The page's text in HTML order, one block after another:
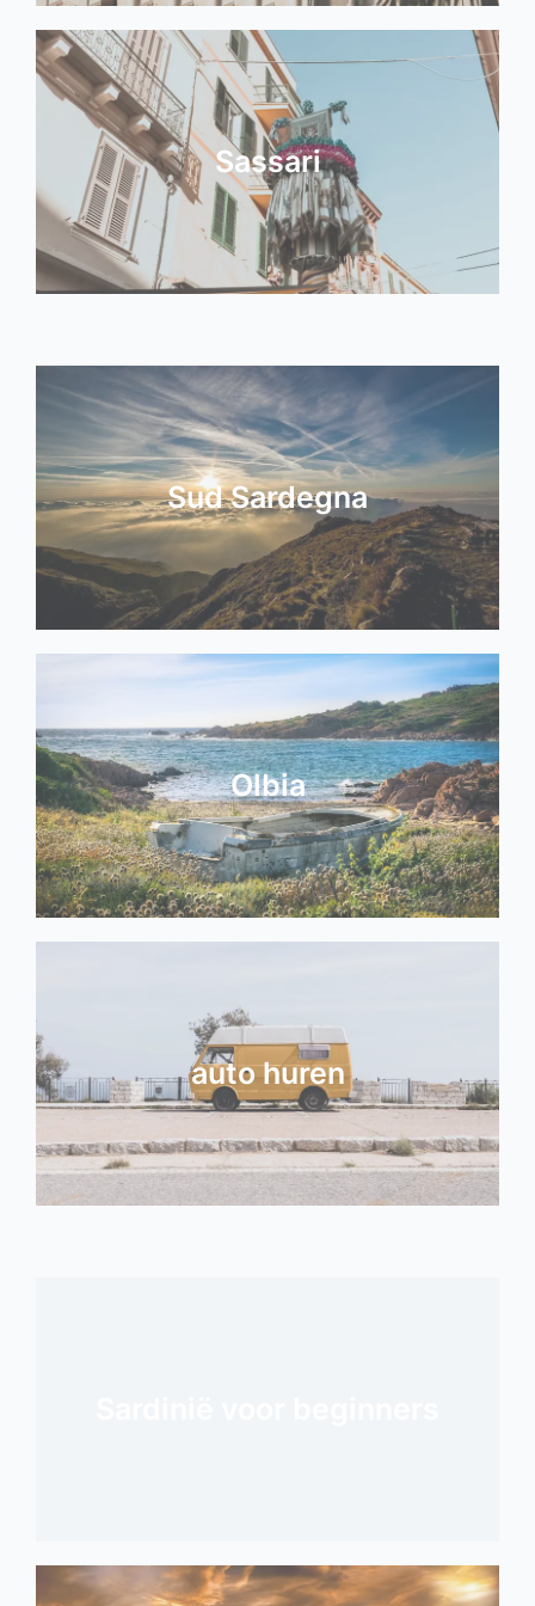
Sassari
Sud Sardegna
Olbia
auto huren